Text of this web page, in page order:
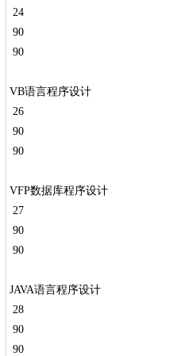
24
90
90
VB语言程序设计
26
90
90
VFP数据库程序设计
27
90
90
JAVA语言程序设计
28
90
90